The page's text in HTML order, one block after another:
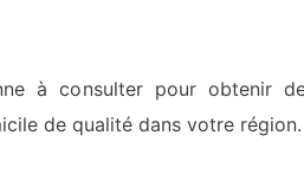
à consulter pour obtenir
de qualité dans votre région.